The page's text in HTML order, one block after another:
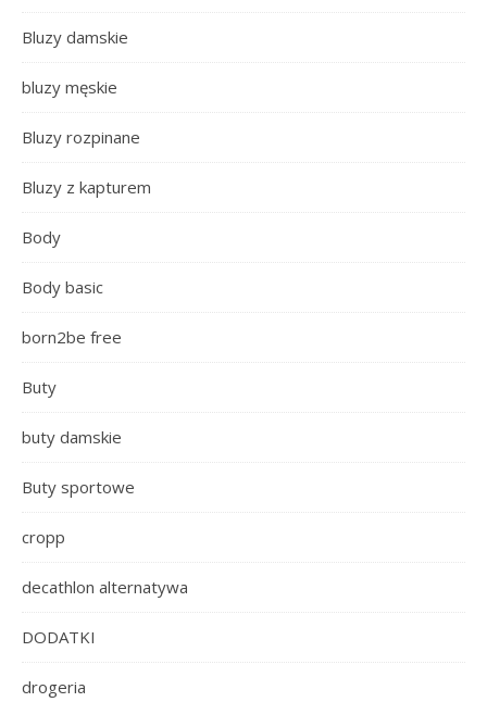
Bluzy damskie
bluzy męskie
Bluzy rozpinane
Bluzy z kapturem
Body
Body basic
born2be free
Buty
buty damskie
Buty sportowe
cropp
decathlon alternatywa
DODATKI
drogeria